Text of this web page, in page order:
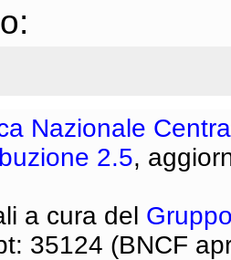
Nazionale
2.5,
a cura del
35124 (BNCF